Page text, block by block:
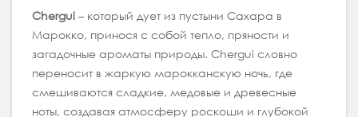
Chergui – который дует из пустыни Сахара в
Марокко, принося с собой тепло, пряности и
загадочные ароматы природы. Chergui словно
переносит в жаркую марокканскую ночь, где
смешиваются сладкие, медовые и древесные
ноты, создавая атмосферу роскоши и глубокой